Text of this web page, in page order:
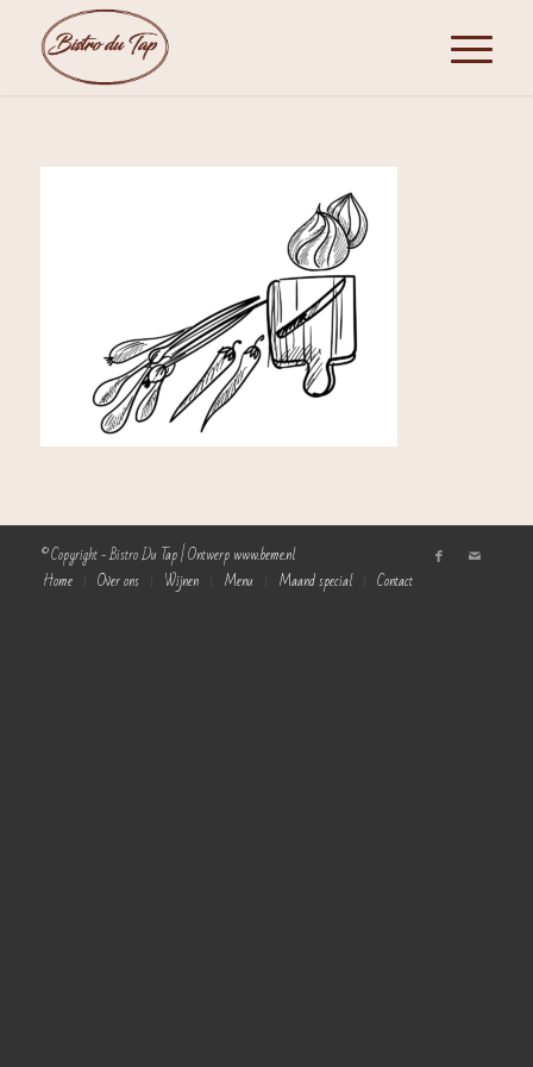
© Copyright - Bistro Du Tap | Ontwerpwww.beme.nl
Home
Over ons Wijnen Menu Maand special Contact